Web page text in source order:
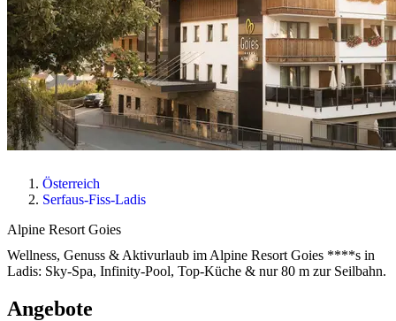
Österreich
Serfaus-Fiss-Ladis
Alpine Resort Goies
Wellness, Genuss & Aktivurlaub im Alpine Resort Goies ****s in
Ladis: Sky-Spa, Infinity-Pool, Top-Küche & nur 80 m zur Seilbahn.
Angebote